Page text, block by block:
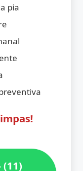
pia
(11)